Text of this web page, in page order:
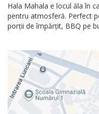
Hala Mahala e locul ăla în
pentru atmosferă. Perfect
porții de împărțit, BBQ pe